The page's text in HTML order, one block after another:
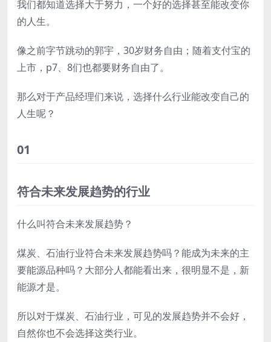
我们都知道选择大于努力，一个好的选择甚至能改变你
的人生。
像之前字节跳动的郭宇，30岁财务自由；随着支付宝的
上市，p7、8们也都要财务自由了。
那么对于产品经理们来说，选择什么行业能改变自己的
人生呢？
01
符合未来发展趋势的行业
什么叫符合未来发展趋势？
煤炭、石油行业符合未来发展趋势吗？能成为未来的主
要能源品种吗？大部分人都能看出来，很明显不是，新
能源才是。
所以对于煤炭、石油行业，可见的发展趋势并不会好，
自然你也不会选择这类行业。